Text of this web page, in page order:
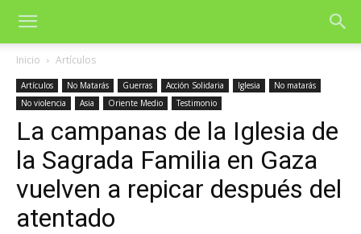
Inicio Artículos
Artículos No Matarás Guerras Acción Solidaria Iglesia
No matarás
No violencia
Asia Oriente Medio Testimonio
La campanas de la Iglesia de
la Sagrada Familia en Gaza
vuelven a repicar después del
atentado